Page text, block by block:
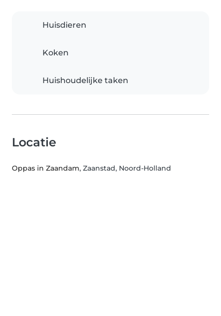
Huisdieren
Koken
Huishoudelijke taken
Locatie
Oppas in Zaandam, Zaanstad, Noord-Holland